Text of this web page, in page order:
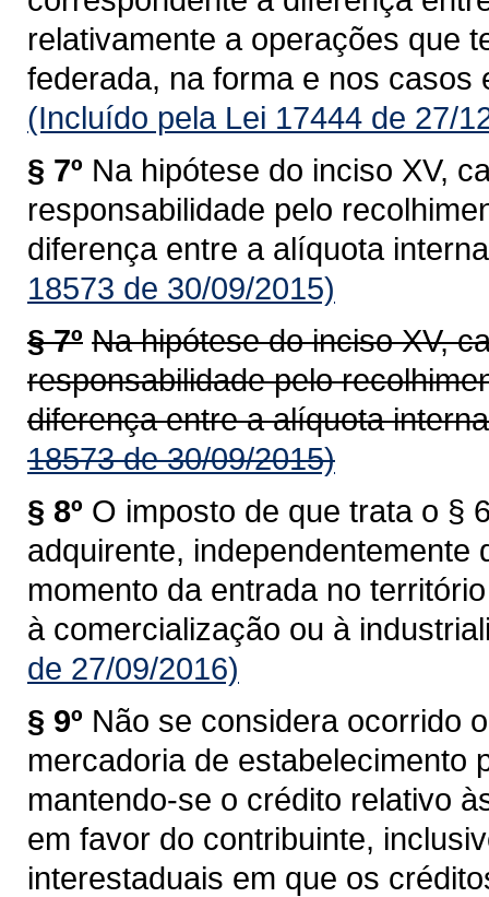
relativamente a operações que
federada, na forma e nos casos
(Incluído pela Lei 17444 de 27/
§ 7º Na hipótese do inciso XV,
responsabilidade pelo
diferença entre a alíquota
18573 de 30/09/2015)
§ 7º Na hipótese do inciso XV,
responsabilidade pelo
diferença entre a alíquota
18573 de 30/09/2015)
§ 8º O imposto de que trata o §
adquirente, independentemente
momento da entrada no
à comercialização ou à
de 27/09/2016)
§ 9º Não se considera ocorrido
mercadoria de estabelecimento
mantendo-se o crédito relativo
em favor do contribuinte,
interestaduais em que os